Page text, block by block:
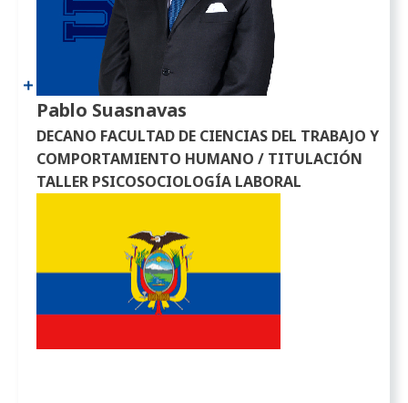
Pablo Suasnavas
DECANO FACULTAD DE CIENCIAS DEL TRABAJO Y
COMPORTAMIENTO HUMANO / TITULACIÓN
TALLER PSICOSOCIOLOGÍA LABORAL